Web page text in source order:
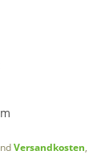
Versandkosten,